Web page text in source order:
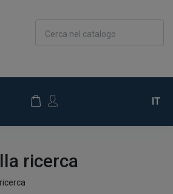
Cerca nel catalogo
IT
ricerca